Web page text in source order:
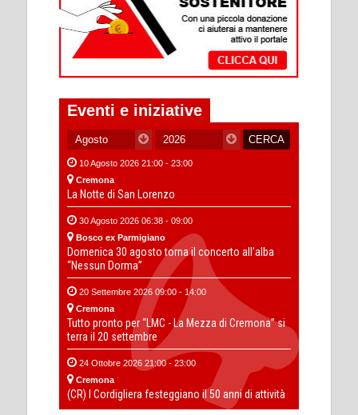
Eventi e iniziative
10 Agosto 2026 21:00 - 23:00
Cremona
La Notte di San Lorenzo
30 Agosto 2026 06:38 - 09:00
Bosco ex Parmigiano
Domenica 30 agosto torna il concerto all’alba
“Nessun Dorma”
20 Settembre 2026 09:00 - 14:00
Cremona
Tutto pronto per “LMC - La Mezza di Cremona” si
terra il 20 settembre
24 Ottobre 2026 21:00 - 23:00
Cremona
(CR) I Cordigliera festeggiano il 50 anni di attività